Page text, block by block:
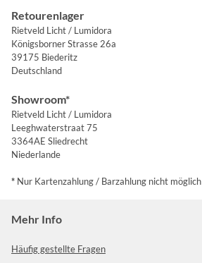
Retourenlager
Rietveld Licht / Lumidora
Königsborner Strasse 26a
39175 Biederitz
Deutschland
Showroom*
Rietveld Licht / Lumidora
Leeghwaterstraat 75
3364AE Sliedrecht
Niederlande
* Nur Kartenzahlung / Barzahlung nicht möglich
Mehr Info
Häufig gestellte Fragen